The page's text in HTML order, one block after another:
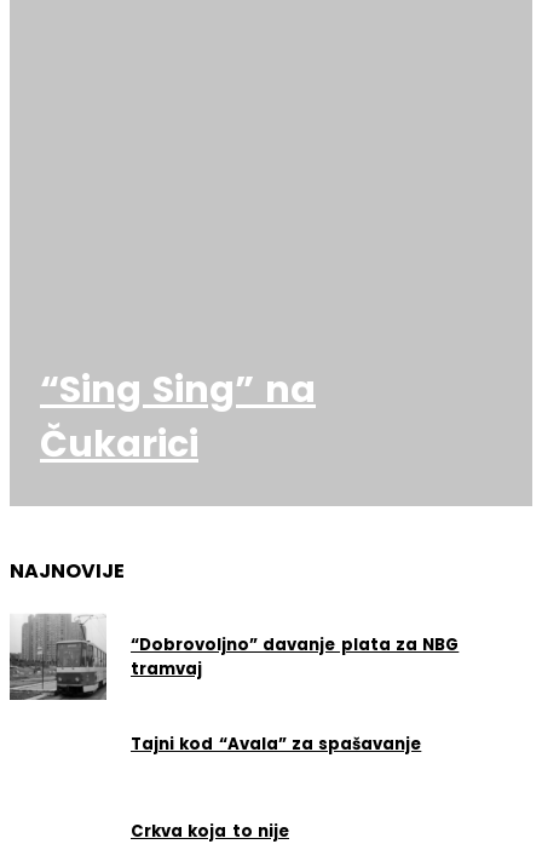
“Sing Sing” na
Čukarici
NAJNOVIJE
“Dobrovoljno” davanje plata za NBG
tramvaj
Tajni kod “Avala” za spašavanje
Crkva koja to nije